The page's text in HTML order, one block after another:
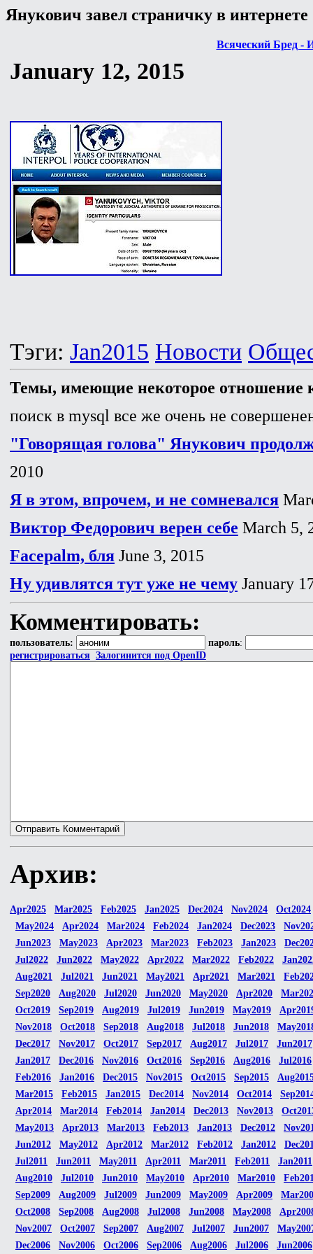
Янукович завел страничку в интернете
Всяческий Бред -
January 12, 2015
Тэги: Jan2015 Новости
Темы, имеющие некоторое отношение
поиск в mysql все же очень не
"Говорящая голова" Янукович
2010
Я в этом, впрочем, и не сомневался
Виктор Федорович верен себе March 5,
Facepalm, бля June 3, 2015
Ну удивлятся тут уже не чему January
Комментировать:
пользователь: пароль:
регистрироваться Залогинится под OpenID
Архив:
Apr2025 Mar2025 Feb2025 Jan2025 Dec2024 Nov2024
Oct2024
May2024
Apr2024 Mar2024 Feb2024 Jan2024 Dec2023
Jun2023
May2023 Apr2023 Mar2023 Feb2023 Jan2023
Jul2022
Jun2022 May2022 Apr2022 Mar2022 Feb2022
Aug2021
Jul2021 Jun2021 May2021 Apr2021 Mar2021
Sep2020
Aug2020 Jul2020 Jun2020 May2020 Apr2020
Oct2019
Sep2019 Aug2019 Jul2019 Jun2019 May2019
Nov2018
Oct2018 Sep2018 Aug2018 Jul2018 Jun2018
Dec2017
Nov2017 Oct2017 Sep2017 Aug2017 Jul2017
Jun2017
Jan2017
Dec2016 Nov2016 Oct2016 Sep2016 Aug2016
Jul2016
Feb2016
Jan2016 Dec2015 Nov2015 Oct2015 Sep2015
Mar2015
Feb2015 Jan2015 Dec2014 Nov2014 Oct2014
Apr2014
Mar2014 Feb2014 Jan2014 Dec2013 Nov2013
May2013
Apr2013 Mar2013 Feb2013 Jan2013 Dec2012
Jun2012
May2012 Apr2012 Mar2012 Feb2012 Jan2012
Jul2011
Jun2011 May2011 Apr2011 Mar2011 Feb2011
Jan2011
Aug2010
Jul2010 Jun2010 May2010 Apr2010 Mar2010
Sep2009
Aug2009 Jul2009 Jun2009 May2009 Apr2009
Oct2008
Sep2008 Aug2008 Jul2008 Jun2008 May2008
Nov2007
Oct2007 Sep2007 Aug2007 Jul2007 Jun2007
Dec2006
Nov2006 Oct2006 Sep2006 Aug2006 Jul2006 Jun2006